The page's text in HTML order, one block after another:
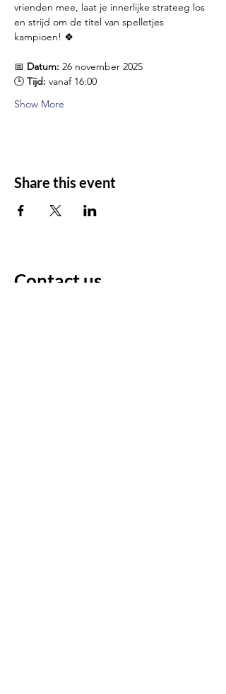
vrienden mee, laat je innerlijke strateeg los
en strijd om de titel van spelletjes
kampioen! 🍀
📅 Datum: 26 november 2025
🕒 Tijd: vanaf 16:00
Show More
Share this event
Contact us